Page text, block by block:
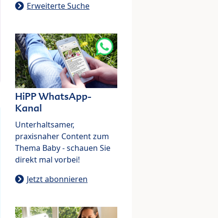
Erweiterte Suche
HiPP WhatsApp-
Kanal
Unterhaltsamer,
praxisnaher Content zum
Thema Baby - schauen Sie
direkt mal vorbei!
Jetzt abonnieren